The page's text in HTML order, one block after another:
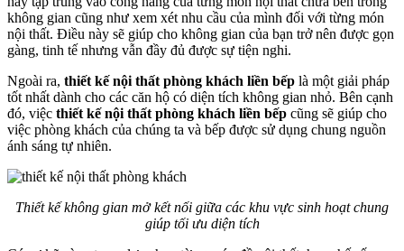
không gian cũng như xem xét nhu cầu của mình đối với từng món
nội thất. Điều này sẽ giúp cho không gian của bạn trở nên được gọn
gàng, tinh tế nhưng vẫn đầy đủ được sự tiện nghi.
Ngoài ra, thiết kế nội thất phòng khách liền bếp là một giải pháp
tốt nhất dành cho các căn hộ có diện tích không gian nhỏ. Bên cạnh
đó, việc thiết kế nội thất phòng khách liền bếp cũng sẽ giúp cho
việc phòng khách của chúng ta và bếp được sử dụng chung nguồn
ánh sáng tự nhiên.
Thiết kế không gian mở kết nối giữa các khu vực sinh hoạt chung
giúp tối ưu diện tích